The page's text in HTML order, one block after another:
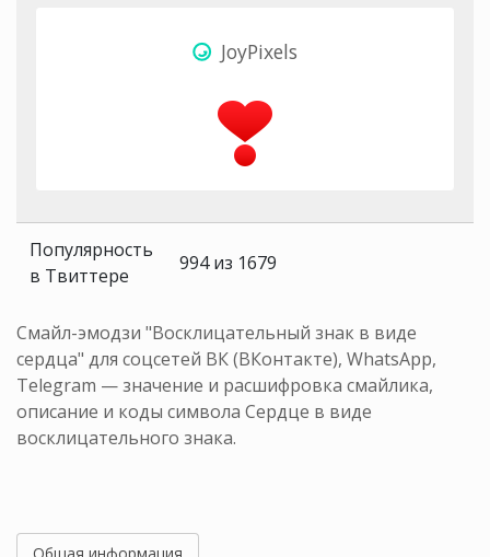
JoyPixels
Популярность
в Твиттере
994 из 1679
Смайл-эмодзи "Восклицательный знак в виде
сердца" для соцсетей ВК (ВКонтакте), WhatsApp,
Telegram — значение и расшифровка смайлика,
описание и коды символа Сердце в виде
восклицательного знака.